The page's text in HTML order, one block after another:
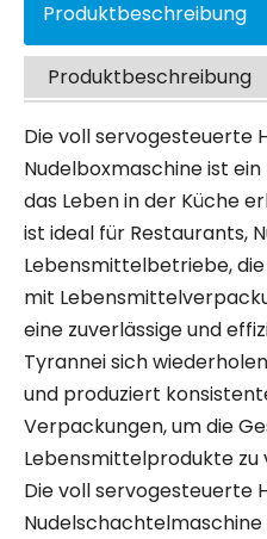
Produktbeschreibung
Produktbeschreibung
Die voll servogesteuerte
Nudelboxmaschine ist
das Leben in der Küche
ist ideal für Restaurants,
Lebensmittelbetriebe,
mit
eine zuverlässige und
Tyrannei sich
und produziert
Verpackungen, um die
Lebensmittelprodukte zu
Die voll servogesteuerte